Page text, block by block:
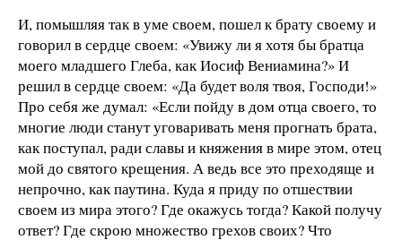
И, помышляя так в уме своем, пошел к брату своему и
говорил в сердце своем: «Увижу ли я хотя бы братца
моего младшего Глеба, как Иосиф Вениамина?» И
решил в сердце своем: «Да будет воля твоя, Господи!»
Про себя же думал: «Если пойду в дом отца своего, то
многие люди станут уговаривать меня прогнать брата,
как поступал, ради славы и княжения в мире этом, отец
мой до святого крещения. А ведь все это преходяще и
непрочно, как паутина. Куда я приду по отшествии
своем из мира этого? Где окажусь тогда? Какой получу
ответ? Где скрою множество грехов своих? Что